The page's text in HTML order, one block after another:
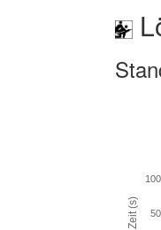
Zeit (s) 50
100